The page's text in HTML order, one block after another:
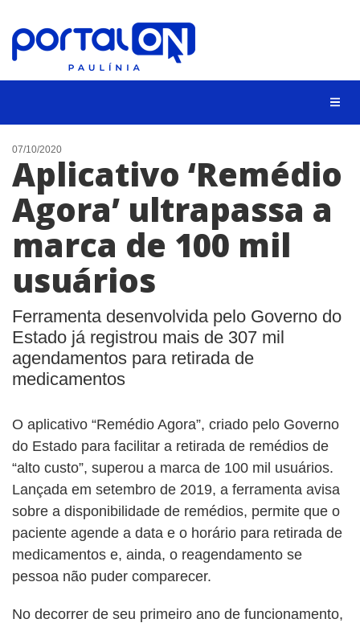
CIDADES
EVENTOS
EMPREGO
ANIVERSÁRIO DAS CIDADES
ANUNCIE
CONTATO
07/10/2020
Aplicativo ‘Remédio
Agora’ ultrapassa a
marca de 100 mil
usuários
Ferramenta desenvolvida pelo Governo do
Estado já registrou mais de 307 mil
agendamentos para retirada de
medicamentos
O aplicativo “Remédio Agora”, criado pelo Governo
do Estado para facilitar a retirada de remédios de
“alto custo”, superou a marca de 100 mil usuários.
Lançada em setembro de 2019, a ferramenta avisa
sobre a disponibilidade de remédios, permite que o
paciente agende a data e o horário para retirada de
medicamentos e, ainda, o reagendamento se
pessoa não puder comparecer.
No decorrer de seu primeiro ano de funcionamento,